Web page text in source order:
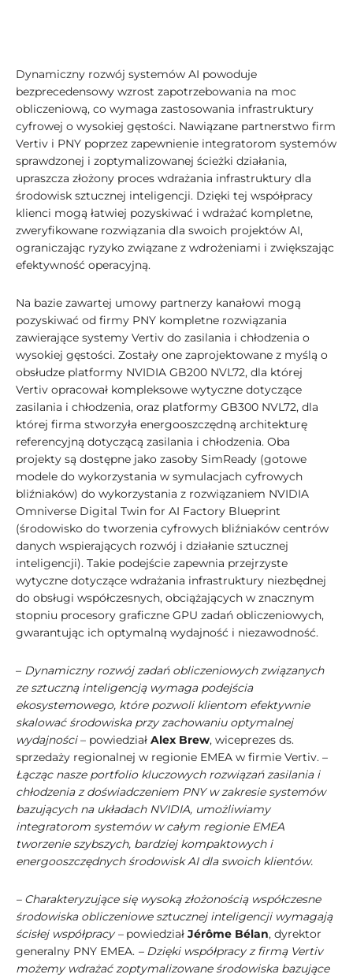
Dynamiczny rozwój systemów AI powoduje
bezprecedensowy wzrost zapotrzebowania na moc
obliczeniową, co wymaga zastosowania infrastruktury
cyfrowej o wysokiej gęstości. Nawiązane partnerstwo firm
Vertiv i PNY poprzez zapewnienie integratorom systemów
sprawdzonej i zoptymalizowanej ścieżki działania,
upraszcza złożony proces wdrażania infrastruktury dla
środowisk sztucznej inteligencji. Dzięki tej współpracy
klienci mogą łatwiej pozyskiwać i wdrażać kompletne,
zweryfikowane rozwiązania dla swoich projektów AI,
ograniczając ryzyko związane z wdrożeniami i zwiększając
efektywność operacyjną.
Na bazie zawartej umowy partnerzy kanałowi mogą
pozyskiwać od firmy PNY kompletne rozwiązania
zawierające systemy Vertiv do zasilania i chłodzenia o
wysokiej gęstości. Zostały one zaprojektowane z myślą o
obsłudze platformy NVIDIA GB200 NVL72, dla której
Vertiv opracował kompleksowe wytyczne dotyczące
zasilania i chłodzenia, oraz platformy GB300 NVL72, dla
której firma stworzyła energooszczędną architekturę
referencyjną dotyczącą zasilania i chłodzenia. Oba
projekty są dostępne jako zasoby SimReady (gotowe
modele do wykorzystania w symulacjach cyfrowych
bliźniaków) do wykorzystania z rozwiązaniem NVIDIA
Omniverse Digital Twin for AI Factory Blueprint
(środowisko do tworzenia cyfrowych bliźniaków centrów
danych wspierających rozwój i działanie sztucznej
inteligencji). Takie podejście zapewnia przejrzyste
wytyczne dotyczące wdrażania infrastruktury niezbędnej
do obsługi współczesnych, obciążających w znacznym
stopniu procesory graficzne GPU zadań obliczeniowych,
gwarantując ich optymalną wydajność i niezawodność.
– Dynamiczny rozwój zadań obliczeniowych związanych
ze sztuczną inteligencją wymaga podejścia
ekosystemowego, które pozwoli klientom efektywnie
skalować środowiska przy zachowaniu optymalnej
wydajności– powiedział Alex Brew, wiceprezes ds.
sprzedaży regionalnej w regionie EMEA w firmie Vertiv. –
Łącząc nasze portfolio kluczowych rozwiązań zasilania i
chłodzenia z doświadczeniem PNY w zakresie systemów
bazujących na układach NVIDIA, umożliwiamy
integratorom systemów w całym regionie EMEA
tworzenie szybszych, bardziej kompaktowych i
energooszczędnych środowisk AI dla swoich klientów.
– Charakteryzujące się wysoką złożonością współczesne
środowiska obliczeniowe sztucznej inteligencji wymagają
ścisłej współpracy – powiedział Jérôme Bélan, dyrektor
generalny PNY EMEA. – Dzięki współpracy z firmą Vertiv
możemy wdrażać zoptymalizowane środowiska bazujące